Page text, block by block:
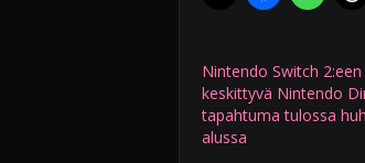
Nintendo Switch 2:een
keskittyvä Nintendo
tapahtuma tulossa
alussa